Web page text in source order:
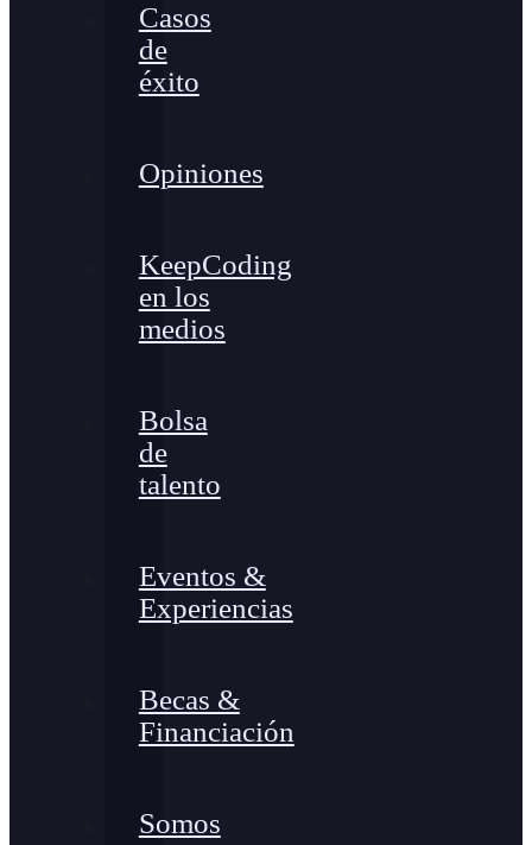
Casos
de
éxito
Opiniones
KeepCoding
en los
medios
Bolsa
de
talento
Eventos &
Experiencias
Becas &
Financiación
Somos